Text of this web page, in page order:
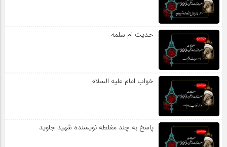
حدیث ام سلمه
خواب امام علیه السلام
پاسخ به چند مغلطه نویسنده شهید جاوید